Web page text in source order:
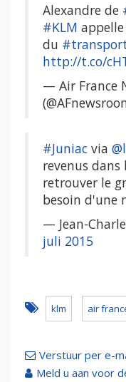
Alexandre de
#KLM
du
http://t.co/
— Air France
#Juniac via
revenus
retrouver le
besoin d'une
— Jean-
juli 2015
klm air
Verstuur per e-
Meld u aan voor